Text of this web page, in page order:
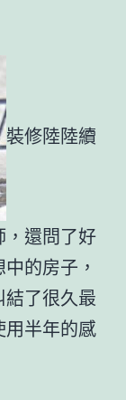
裝修陸陸續
還問了好
的房子，
結了很久最
半年的感